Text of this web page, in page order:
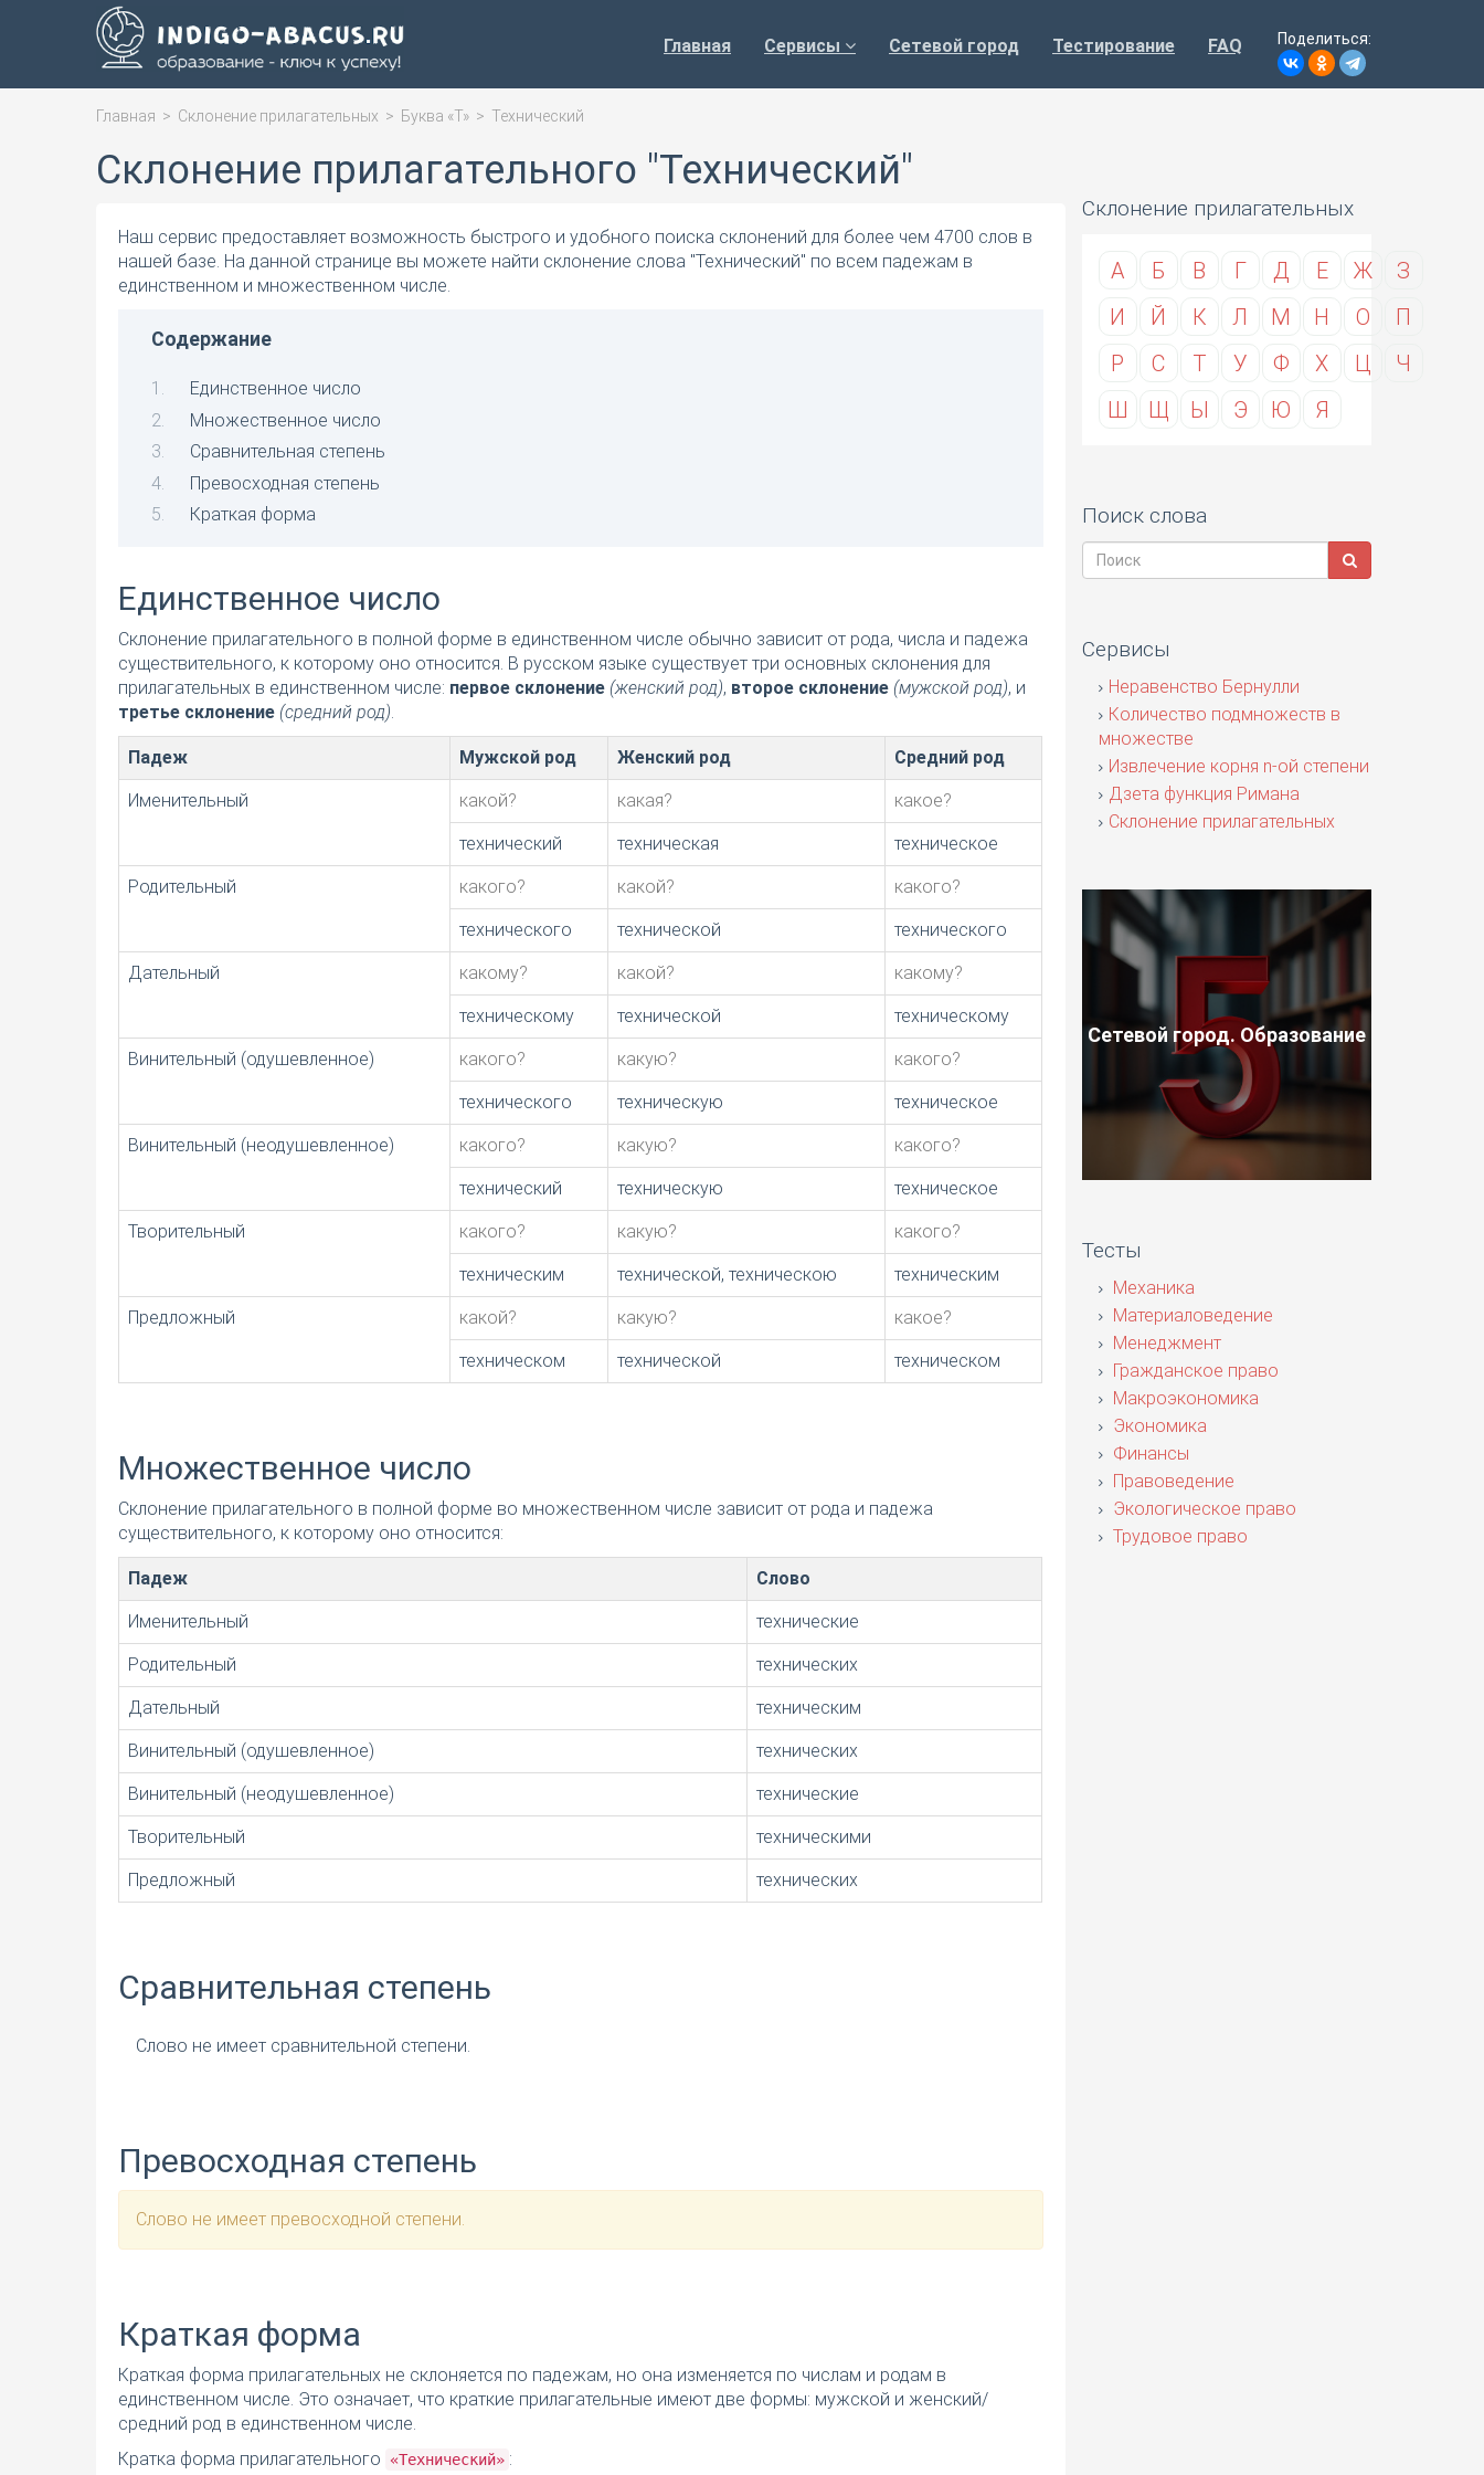
Главная Сервисы Сетевой город Тестирование FAQ Поделиться:
Главная > Склонение прилагательных > Буква «Т» > Технический
Склонение прилагательного "Технический"
Наш сервис предоставляет возможность быстрого и удобного поиска склонений для более чем 4700 слов в
нашей базе. На данной странице вы можете найти склонение слова "Технический" по всем падежам в
единственном и множественном числе.
Содержание
Единственное число
Множественное число
Сравнительная степень
Превосходная степень
Краткая форма
Единственное число
Склонение прилагательного в полной форме в единственном числе обычно зависит от рода, числа и падежа
существительного, к которому оно относится. В русском языке существует три основных склонения для
прилагательных в единственном числе: первое склонение (женский род), второе склонение (мужской род), и
третье склонение (средний род).
Падеж Мужской род Женский род Средний род
Именительный какой? какая? какое?
технический техническая техническое
Родительный какого? какой? какого?
технического технической технического
Дательный какому? какой? какому?
техническому технической техническому
Винительный (одушевленное) какого? какую? какого?
технического техническую техническое
Винительный (неодушевленное) какого? какую? какого?
технический техническую техническое
Творительный какого? какую? какого?
техническим технической, техническою техническим
Предложный какой? какую? какое?
техническом технической техническом
Множественное число
Склонение прилагательного в полной форме во множественном числе зависит от рода и падежа
существительного, к которому оно относится:
Падеж Слово
Именительный технические
Родительный технических
Дательный техническим
Винительный (одушевленное) технических
Винительный (неодушевленное) технические
Творительный техническими
Предложный технических
Сравнительная степень
Слово не имеет сравнительной степени.
Превосходная степень
Слово не имеет превосходной степени.
Краткая форма
Краткая форма прилагательных не склоняется по падежам, но она изменяется по числам и родам в
единственном числе. Это означает, что краткие прилагательные имеют две формы: мужской и женский/
средний род в единственном числе.
Кратка форма прилагательного
«Технический» :
Склонение прилагательных
А Б В Г Д Е Ж
З
И
Й К Л М Н О
П
Р
С Т У Ф Х Ц
Ч
Ш
Щ Ы Э Ю Я
Поиск слова
Сервисы
Неравенство Бернулли
Количество подмножеств в
множестве
Извлечение корня n-ой степени
Дзета функция Римана
Склонение прилагательных
Сетевой город. Образование
Тесты
Механика
Материаловедение
Менеджмент
Гражданское право
Макроэкономика
Экономика
Финансы
Правоведение
Экологическое право
Трудовое право